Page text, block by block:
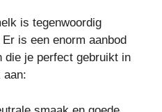
is tegenwoordig
is een enorm aanbod
die je perfect gebruikt in
aan: